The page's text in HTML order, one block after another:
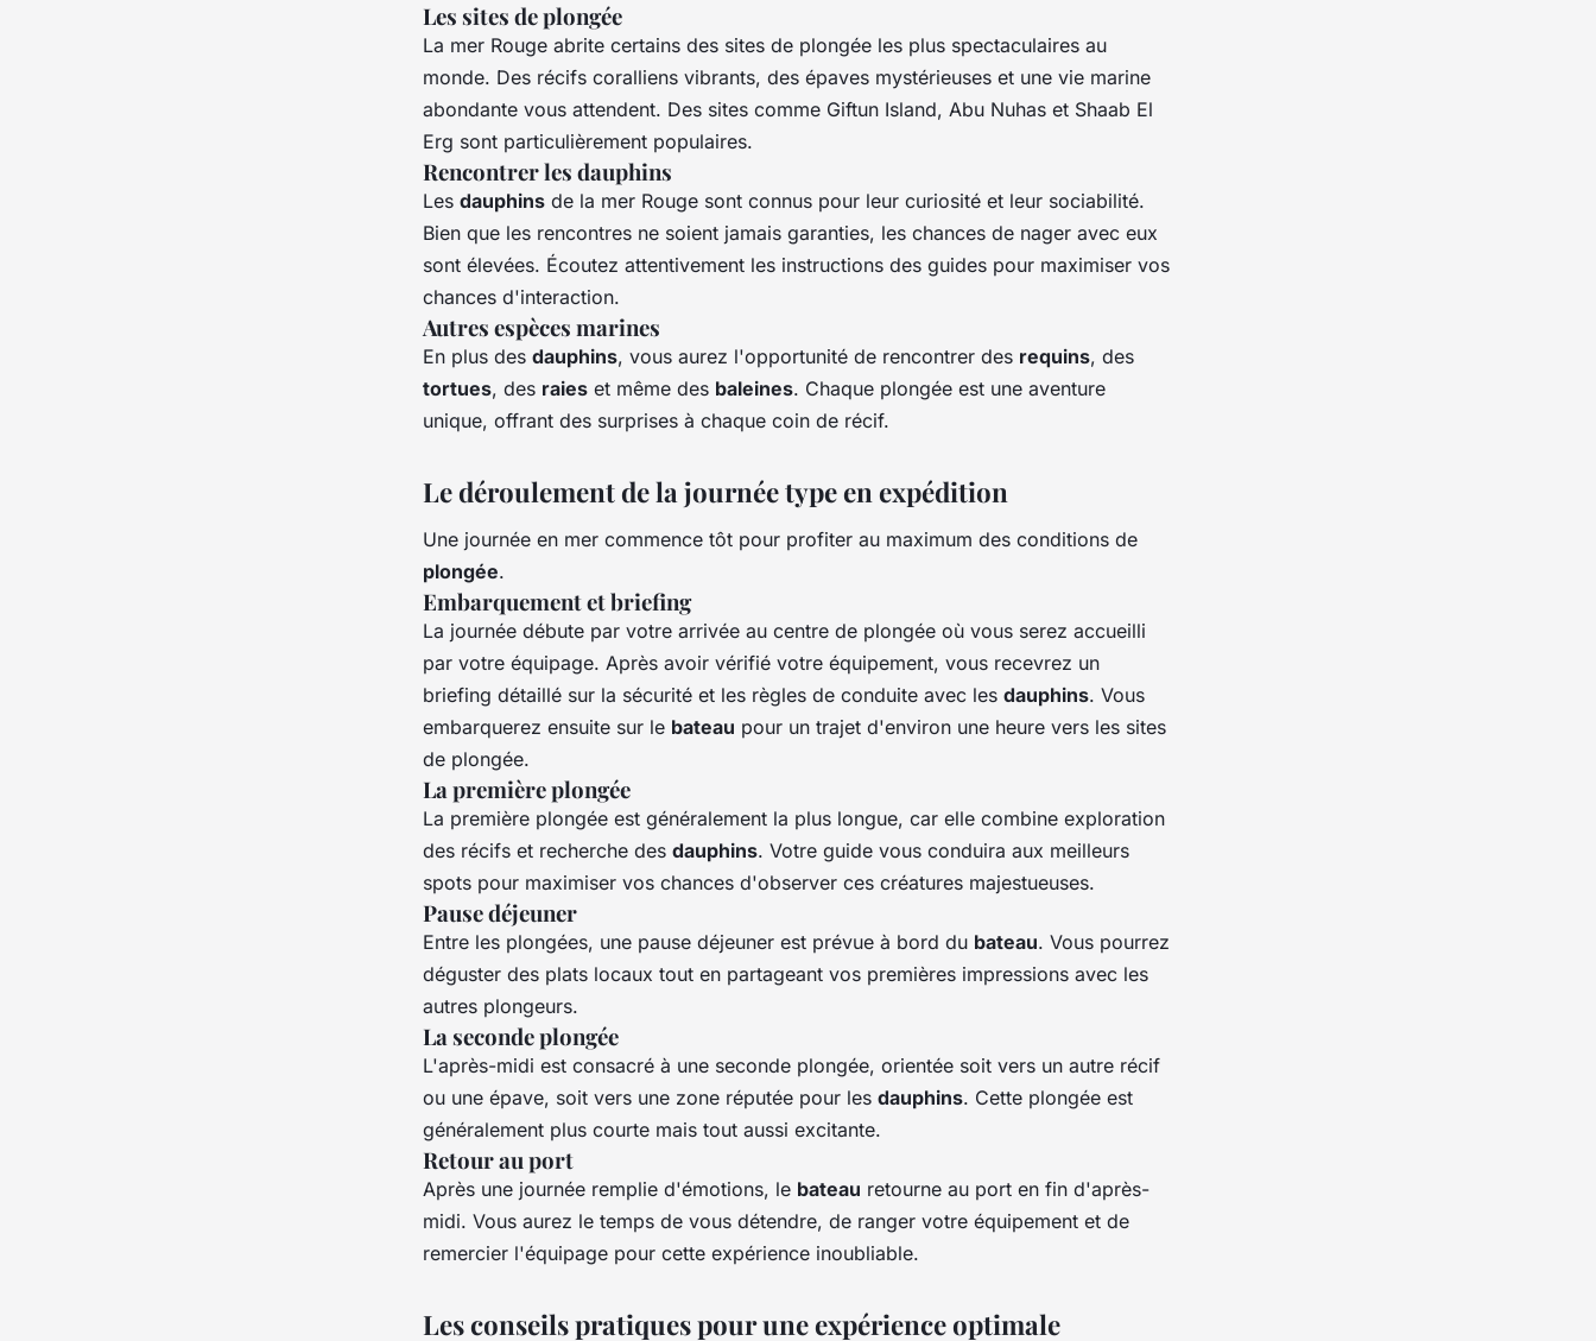
Les sites de plongée
La mer Rouge abrite certains des sites de plongée les plus spectaculaires au
monde. Des récifs coralliens vibrants, des épaves mystérieuses et une vie marine
abondante vous attendent. Des sites comme Giftun Island, Abu Nuhas et Shaab El
Erg sont particulièrement populaires.
Rencontrer les dauphins
Les dauphins de la mer Rouge sont connus pour leur curiosité et leur sociabilité.
Bien que les rencontres ne soient jamais garanties, les chances de nager avec eux
sont élevées. Écoutez attentivement les instructions des guides pour maximiser vos
chances d'interaction.
Autres espèces marines
En plus des dauphins, vous aurez l'opportunité de rencontrer des requins, des
tortues, des raies et même des baleines. Chaque plongée est une aventure
unique, offrant des surprises à chaque coin de récif.
Le déroulement de la journée type en expédition
Une journée en mer commence tôt pour profiter au maximum des conditions de
plongée.
Embarquement et briefing
La journée débute par votre arrivée au centre de plongée où vous serez accueilli
par votre équipage. Après avoir vérifié votre équipement, vous recevrez un
briefing détaillé sur la sécurité et les règles de conduite avec les dauphins. Vous
embarquerez ensuite sur le bateau pour un trajet d'environ une heure vers les sites
de plongée.
La première plongée
La première plongée est généralement la plus longue, car elle combine exploration
des récifs et recherche des dauphins. Votre guide vous conduira aux meilleurs
spots pour maximiser vos chances d'observer ces créatures majestueuses.
Pause déjeuner
Entre les plongées, une pause déjeuner est prévue à bord du bateau. Vous pourrez
déguster des plats locaux tout en partageant vos premières impressions avec les
autres plongeurs.
La seconde plongée
L'après-midi est consacré à une seconde plongée, orientée soit vers un autre récif
ou une épave, soit vers une zone réputée pour les dauphins. Cette plongée est
généralement plus courte mais tout aussi excitante.
Retour au port
Après une journée remplie d'émotions, le bateau retourne au port en fin d'après-
midi. Vous aurez le temps de vous détendre, de ranger votre équipement et de
remercier l'équipage pour cette expérience inoubliable.
Les conseils pratiques pour une expérience optimale